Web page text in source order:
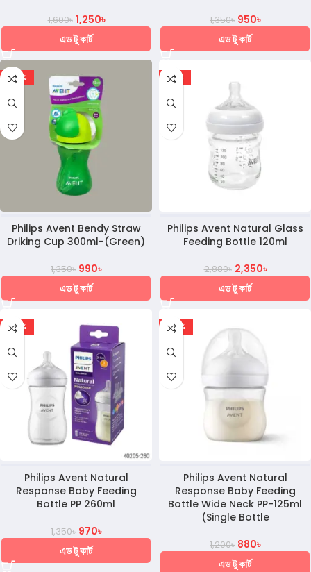
1,600৳ 1,250৳
এড টু কার্ট
1,350৳ 950৳
এড টু কার্ট
-27%
Philips Avent Bendy Straw
Driking Cup 300ml-(Green)
1,350৳ 990৳
এড টু কার্ট
-18%
Philips Avent Natural Glass
Feeding Bottle 120ml
2,880৳ 2,350৳
এড টু কার্ট
-28%
Philips Avent Natural
Response Baby Feeding
Bottle PP 260ml
1,350৳ 970৳
এড টু কার্ট
-27%
Philips Avent Natural
Response Baby Feeding
Bottle Wide Neck PP-125ml
(Single Bottle
1,200৳ 880৳
এড টু কার্ট